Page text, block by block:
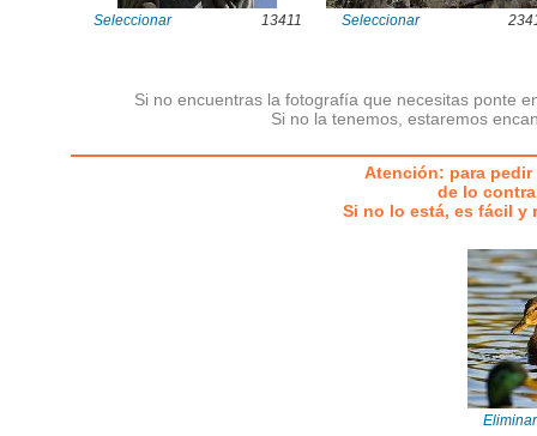
Seleccionar 13411 Seleccionar
Si no encuentras la fotografía que necesitas ponte
Si no la tenemos, estaremos
Atención: para
de lo
Si no lo está, es fácil y
Eliminar